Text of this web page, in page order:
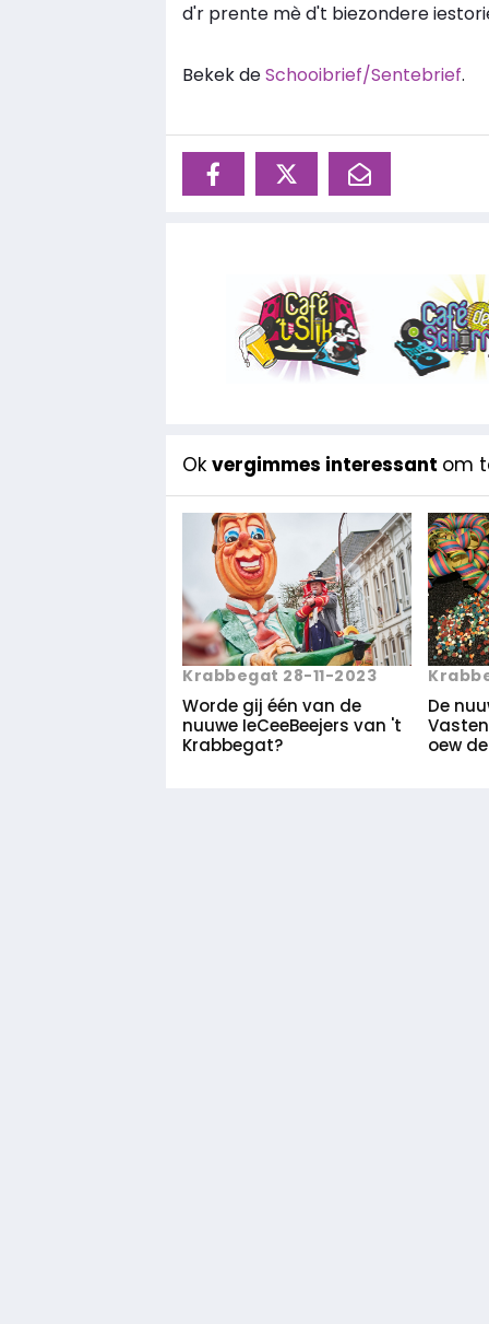
d'r prente mè d't biezondere
Bekek deSchooibrief/Sentebrief.
Ok vergimmes interessant om
Krabbegat 28-11-2023
Worde gij één van de
nuuwe IeCeeBeejers van 't
Krabbegat?
De
oew